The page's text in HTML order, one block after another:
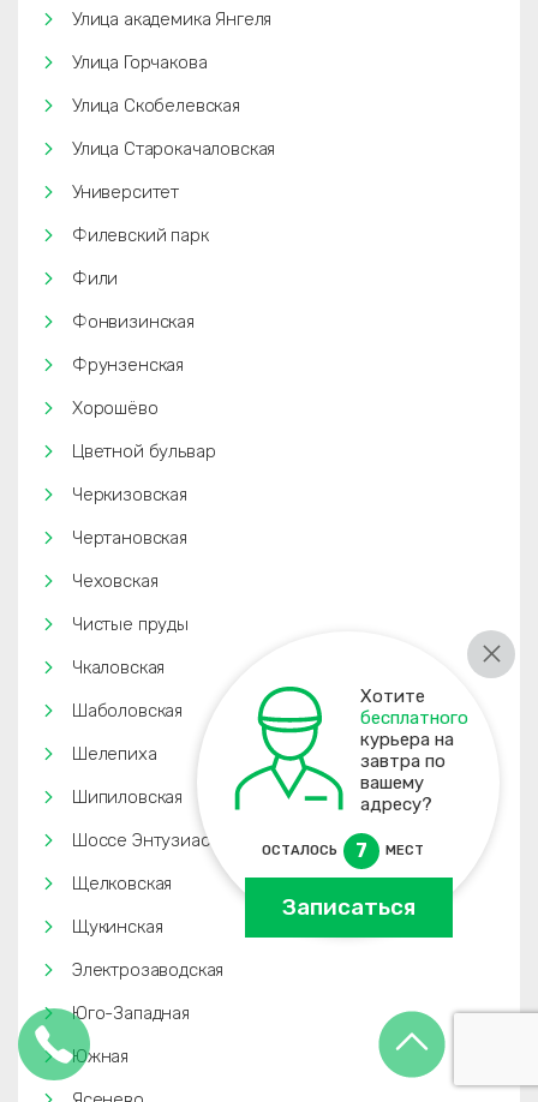
Хотите
бесплатного
курьера на
завтра по
вашему
адресу?
ОСТАЛОСЬ 7 МЕСТ
Записаться
Улица академика Янгеля
Улица Горчакова
Улица Скобелевская
Улица Старокачаловская
Университет
Филевский парк
Фили
Фонвизинская
Фрунзенская
Хорошёво
Цветной бульвар
Черкизовская
Чертановская
Чеховская
Чистые пруды
Чкаловская
Шаболовская
Шелепиха
Шипиловская
Шоссе Энтузиастов
Щелковская
Щукинская
Электрозаводская
Юго-Западная
Южная